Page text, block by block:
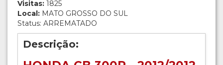
Visitas: 1825
Local: MATO GROSSO DO SUL
Status: ARREMATADO
Descrição: